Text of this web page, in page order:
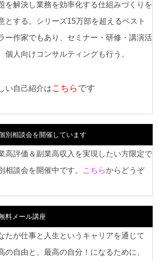
を解決し業務を効率化する仕組みづくりを
とする。シリーズ15万部を超えるベスト
ー作家でもあり、セミナー・研修・講演活
個人向けコンサルティングも行う。
い自己紹介はこちらです
別相談会を開催しています
高評価＆副業高収入を実現したい方限定で
相談会を開催中です。
こちらからどうぞ
料メール講座
たが仕事と人生というキャリアを通じて
の自由と、最高の自分！になるために、